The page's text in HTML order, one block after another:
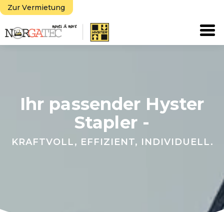
Zur Vermietung
Ihr passender Hyster
Stapler -
KRAFTVOLL, EFFIZIENT, INDIVIDUELL.